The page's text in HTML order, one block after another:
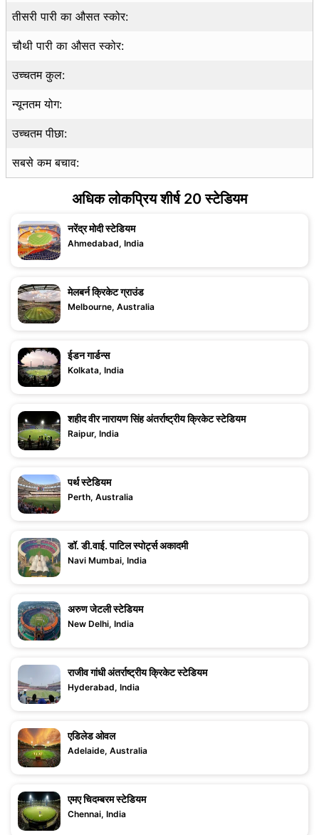
तीसरी पारी का औसत स्कोर:
चौथी पारी का औसत स्कोर:
उच्चतम कुल:
न्यूनतम योग:
उच्चतम पीछा:
सबसे कम बचाव:
अधिक लोकप्रिय शीर्ष 20 स्टेडियम
नरेंद्र मोदी स्टेडियम
Ahmedabad, India
मेलबर्न क्रिकेट ग्राउंड
Melbourne, Australia
ईडन गार्डन्स
Kolkata, India
शहीद वीर नारायण सिंह अंतर्राष्ट्रीय क्रिकेट स्टेडियम
Raipur, India
पर्थ स्टेडियम
Perth, Australia
डॉ. डी.वाई. पाटिल स्पोर्ट्स अकादमी
Navi Mumbai, India
अरुण जेटली स्टेडियम
New Delhi, India
राजीव गांधी अंतर्राष्ट्रीय क्रिकेट स्टेडियम
Hyderabad, India
एडिलेड ओवल
Adelaide, Australia
एमए चिदम्बरम स्टेडियम
Chennai, India